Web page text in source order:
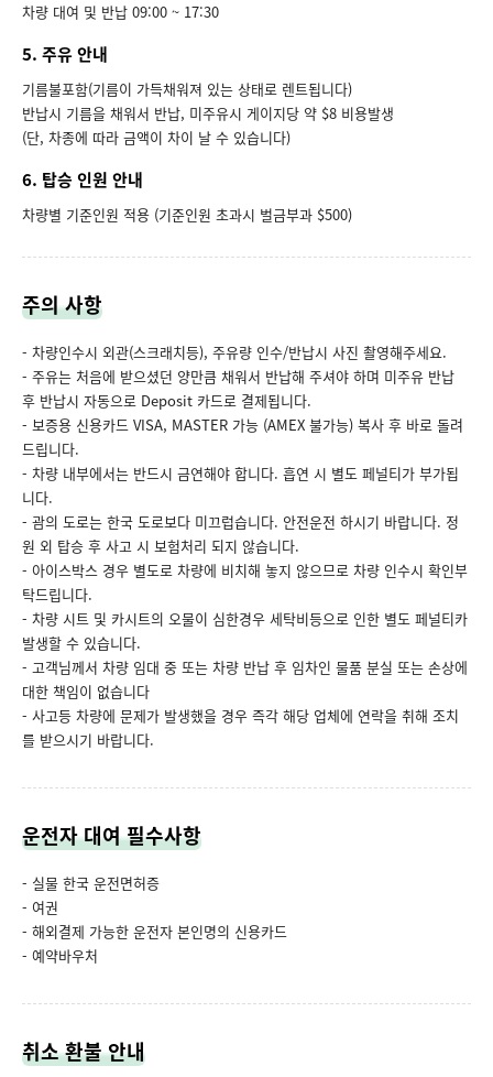
차량 대여 및 반납 09:00 ~ 17:30
5. 주유 안내
기름불포함(기름이 가득채워져 있는 상태로 렌트됩니다)
반납시 기름을 채워서 반납, 미주유시 게이지당 약 $8 비용발생
(단, 차종에 따라 금액이 차이 날 수 있습니다)
6. 탑승 인원 안내
차량별 기준인원 적용 (기준인원 초과시 벌금부과 $500)
주의 사항
- 차량인수시 외관(스크래치등), 주유량 인수/반납시 사진 촬영해주세요.
- 주유는 처음에 받으셨던 양만큼 채워서 반납해 주셔야 하며 미주유 반납
후 반납시 자동으로 Deposit 카드로 결제됩니다.
- 보증용 신용카드 VISA, MASTER 가능 (AMEX 불가능) 복사 후 바로 돌려
드립니다.
- 차량 내부에서는 반드시 금연해야 합니다. 흡연 시 별도 페널티가 부가됩
니다.
- 괌의 도로는 한국 도로보다 미끄럽습니다. 안전운전 하시기 바랍니다. 정
원 외 탑승 후 사고 시 보험처리 되지 않습니다.
- 아이스박스 경우 별도로 차량에 비치해 놓지 않으므로 차량 인수시 확인부
탁드립니다.
- 차량 시트 및 카시트의 오물이 심한경우 세탁비등으로 인한 별도 페널티카
발생할 수 있습니다.
- 고객님께서 차량 임대 중 또는 차량 반납 후 임차인 물품 분실 또는 손상에
대한 책임이 없습니다
- 사고등 차량에 문제가 발생했을 경우 즉각 해당 업체에 연락을 취해 조치
를 받으시기 바랍니다.
운전자 대여 필수사항
- 실물 한국 운전면허증
- 여권
- 해외결제 가능한 운전자 본인명의 신용카드
- 예약바우처
취소 환불 안내